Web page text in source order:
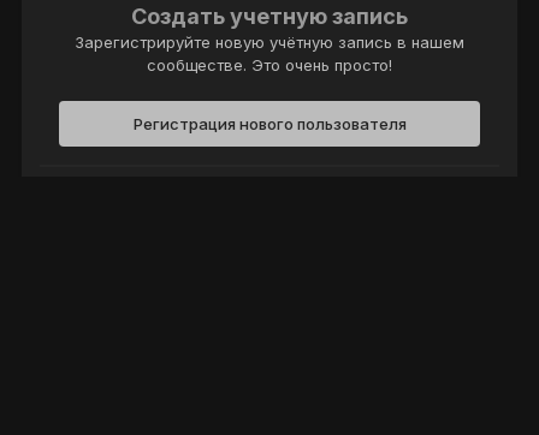
Создать учетную запись
Зарегистрируйте новую учётную запись в нашем
сообществе. Это очень просто!
Регистрация нового пользователя